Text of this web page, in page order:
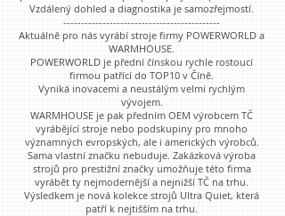
Vzdálený dohled a diagnostika je samozřejmostí.
--------------------------------------------
Aktuálně pro nás vyrábí stroje firmy POWERWORLD a
WARMHOUSE.
POWERWORLD je přední čínskou rychle rostoucí
firmou patřící do TOP10 v Číně.
Vyniká inovacemi a neustálým velmi rychlým
vývojem.
WARMHOUSE je pak předním OEM výrobcem TČ
vyrábějící stroje nebo podskupiny pro mnoho
významných evropských, ale i amerických výrobců.
Sama vlastní značku nebuduje. Zakázková výroba
strojů pro prestižní značky umožňuje této firma
vyrábět ty nejmodernější a nejnižší TČ na trhu.
Výsledkem je nová kolekce strojů Ultra Quiet, která
patří k nejtišším na trhu.​